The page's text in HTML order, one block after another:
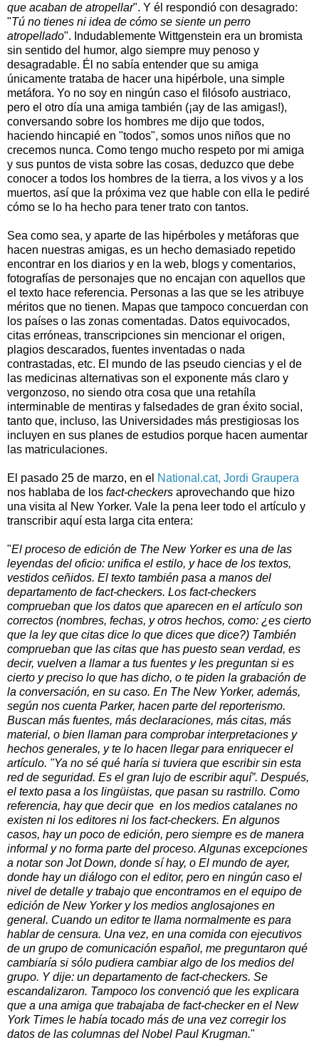
que acaban de atropellar". Y él respondió con desagrado:
"Tú no tienes ni idea de cómo se siente un perro
atropellado". Indudablemente Wittgenstein era un bromista
sin sentido del humor, algo siempre muy penoso y
desagradable. Él no sabía entender que su amiga
únicamente trataba de hacer una hipérbole, una simple
metáfora. Yo no soy en ningún caso el filósofo austriaco,
pero el otro día una amiga también (¡ay de las amigas!),
conversando sobre los hombres me dijo que todos,
haciendo hincapié en "todos", somos unos niños que no
crecemos nunca. Como tengo mucho respeto por mi amiga
y sus puntos de vista sobre las cosas, deduzco que debe
conocer a todos los hombres de la tierra, a los vivos y a los
muertos, así que la próxima vez que hable con ella le pediré
cómo se lo ha hecho para tener trato con tantos.
Sea como sea, y aparte de las hipérboles y metáforas que
hacen nuestras amigas, es un hecho demasiado repetido
encontrar en los diarios y en la web, blogs y comentarios,
fotografías de personajes que no encajan con aquellos que
el texto hace referencia. Personas a las que se les atribuye
méritos que no tienen. Mapas que tampoco concuerdan con
los países o las zonas comentadas. Datos equivocados,
citas erróneas, transcripciones sin mencionar el origen,
plagios descarados, fuentes inventadas o nada
contrastadas, etc. El mundo de las pseudo ciencias y el de
las medicinas alternativas son el exponente más claro y
vergonzoso, no siendo otra cosa que una retahíla
interminable de mentiras y falsedades de gran éxito social,
tanto que, incluso, las Universidades más prestigiosas los
incluyen en sus planes de estudios porque hacen aumentar
las matriculaciones.
El pasado 25 de marzo, en el National.cat, Jordi Graupera
nos hablaba de los fact-checkers aprovechando que hizo
una visita al New Yorker. Vale la pena leer todo el artículo y
transcribir aquí esta larga cita entera:
"El proceso de edición de The New Yorker es una de las
leyendas del oficio: unifica el estilo, y hace de los textos,
vestidos ceñidos. El texto también pasa a manos del
departamento de fact-checkers. Los fact-checkers
comprueban que los datos que aparecen en el artículo son
correctos (nombres, fechas, y otros hechos, como: ¿es cierto
que la ley que citas dice lo que dices que dice?) También
comprueban que las citas que has puesto sean verdad, es
decir, vuelven a llamar a tus fuentes y les preguntan si es
cierto y preciso lo que has dicho, o te piden la grabación de
la conversación, en su caso. En The New Yorker, además,
según nos cuenta Parker, hacen parte del reporterismo.
Buscan más fuentes, más declaraciones, más citas, más
material, o bien llaman para comprobar interpretaciones y
hechos generales, y te lo hacen llegar para enriquecer el
artículo. "Ya no sé qué haría si tuviera que escribir sin esta
red de seguridad. Es el gran lujo de escribir aquí”. Después,
el texto pasa a los lingüistas, que pasan su rastrillo. Como
referencia, hay que decir que en los medios catalanes no
existen ni los editores ni los fact-checkers. En algunos
casos, hay un poco de edición, pero siempre es de manera
informal y no forma parte del proceso. Algunas excepciones
a notar son Jot Down, donde sí hay, o El mundo de ayer,
donde hay un diálogo con el editor, pero en ningún caso el
nivel de detalle y trabajo que encontramos en el equipo de
edición de New Yorker y los medios anglosajones en
general. Cuando un editor te llama normalmente es para
hablar de censura. Una vez, en una comida con ejecutivos
de un grupo de comunicación español, me preguntaron qué
cambiaría si sólo pudiera cambiar algo de los medios del
grupo. Y dije: un departamento de fact-checkers. Se
escandalizaron. Tampoco los convenció que les explicara
que a una amiga que trabajaba de fact-checker en el New
York Times le había tocado más de una vez corregir los
datos de las columnas del Nobel Paul Krugman."